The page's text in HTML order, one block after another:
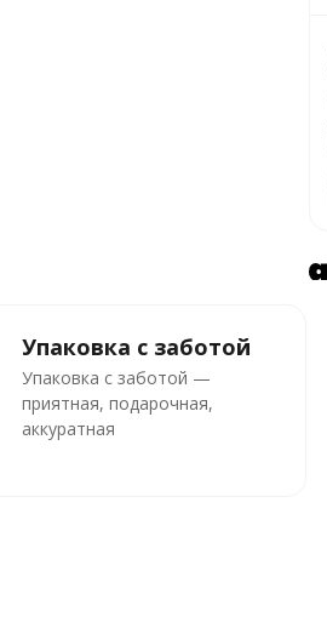
Упаковка с заботой
Упаковка с заботой —
приятная, подарочная,
аккуратная